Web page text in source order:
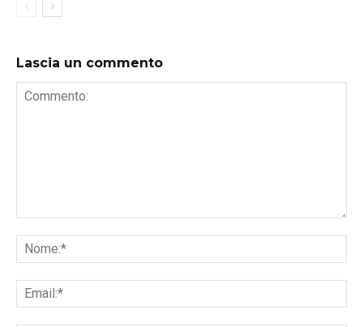
Lascia un commento